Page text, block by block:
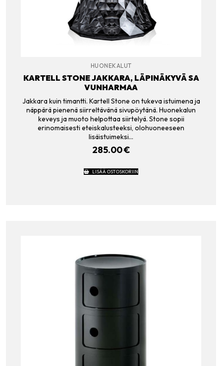
HUONEKALUT
KARTELL STONE JAKKARA, LÄPINÄKYVÄ SA
VUNHARMAA
Jakkara kuin timantti. Kartell Stone on tukeva istuimena ja
näppärä pienenä siirreltävänä sivupöytänä. Huonekalun
keveys ja muoto helpottaa siirtelyä. Stone sopii
erinomaisesti eteiskalusteeksi, olohuoneeseen
lisäistuimeksi…
285.00€
LISÄÄ OSTOSKORIIN